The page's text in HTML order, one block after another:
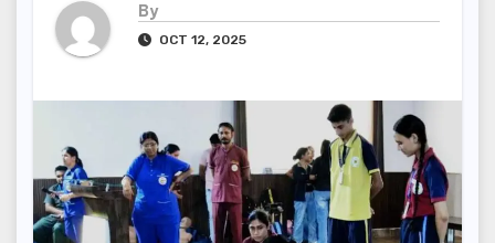
By
OCT 12, 2025